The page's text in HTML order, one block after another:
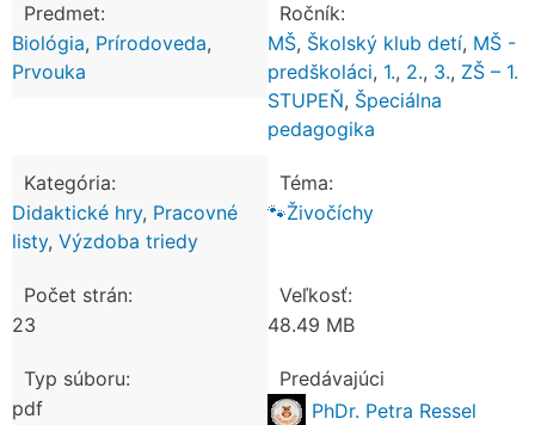
Predmet:
Biológia, Prírodoveda,
Prvouka
Ročník:
MŠ, Školský klub detí, MŠ -
predškoláci, 1., 2., 3., ZŠ – 1.
STUPEŇ, Špeciálna
pedagogika
Kategória:
Didaktické hry, Pracovné
listy, Výzdoba triedy
Téma:
🐾Živočíchy
Počet strán:
23
Veľkosť:
48.49 MB
Typ súboru:
pdf
Predávajúci
PhDr. Petra Ressel